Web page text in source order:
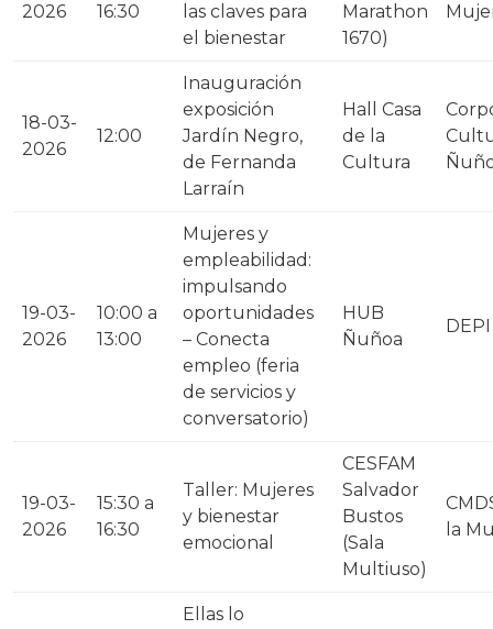
2026
16:30
las claves para
el bienestar
Marathon
1670)
18-03-
2026
12:00
Inauguración
exposición
Jardín Negro,
de Fernanda
Larraín
Hall Casa
de la
Cultura
19-03-
2026
10:00 a
13:00
Mujeres y
empleabilidad:
impulsando
oportunidades
– Conecta
empleo (feria
de servicios y
conversatorio)
HUB
Ñuñoa
19-03-
2026
15:30 a
16:30
Taller: Mujeres
y bienestar
emocional
CESFAM
Salvador
Bustos
(Sala
Multiuso)
la
Ellas lo